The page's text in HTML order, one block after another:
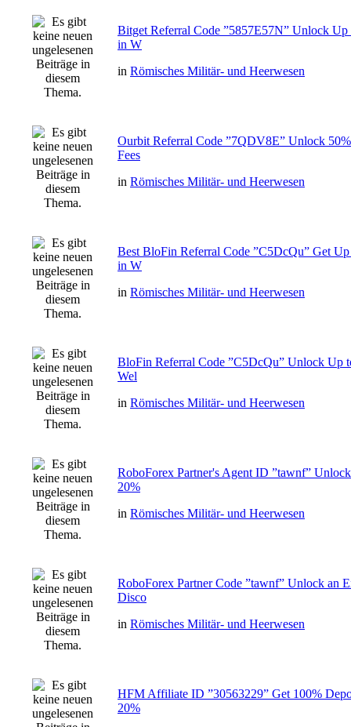
Bitget Referral Code ”5857E57N” Unlock
in W
in Römisches Militär- und Heerwesen
Ourbit Referral Code ”7QDV8E” Unlock
Fees
in Römisches Militär- und Heerwesen
Best BloFin Referral Code ”C5DcQu” Get
in W
in Römisches Militär- und Heerwesen
BloFin Referral Code ”C5DcQu” Unlock Up
Wel
in Römisches Militär- und Heerwesen
RoboForex Partner's Agent ID ”tawnf”
20%
in Römisches Militär- und Heerwesen
RoboForex Partner Code ”tawnf” Unlock an
Disco
in Römisches Militär- und Heerwesen
HFM Affiliate ID ”30563229” Get 100%
20%